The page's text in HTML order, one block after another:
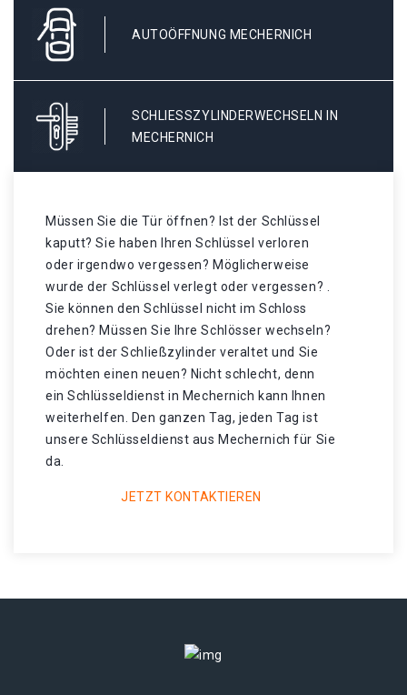
AUTOÖFFNUNG MECHERNICH
SCHLIESSZYLINDERWECHSELN IN M
ECHERNICH
Müssen Sie die Tür öffnen? Ist der Schlüssel
kaputt? Sie haben Ihren Schlüssel verloren
oder irgendwo vergessen? Möglicherweise
wurde der Schlüssel verlegt oder vergessen? .
Sie können den Schlüssel nicht im Schloss
drehen? Müssen Sie Ihre Schlösser wechseln?
Oder ist der Schließzylinder veraltet und Sie
möchten einen neuen? Nicht schlecht, denn
ein Schlüsseldienst in Mechernich kann Ihnen
weiterhelfen. Den ganzen Tag, jeden Tag ist
unsere Schlüsseldienst aus Mechernich für Sie
da.
JETZT KONTAKTIEREN